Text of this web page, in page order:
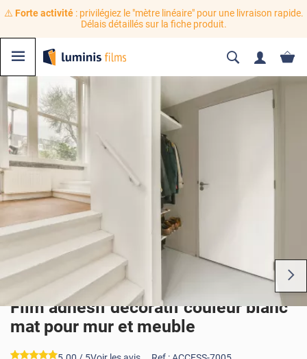
⚠️ Forte activité: privilégiez le "mètre linéaire" pour une livraison rapide.
Délais détaillés sur la fiche produit.
Film adhésif décoratif couleur blanc
mat pour mur et meuble